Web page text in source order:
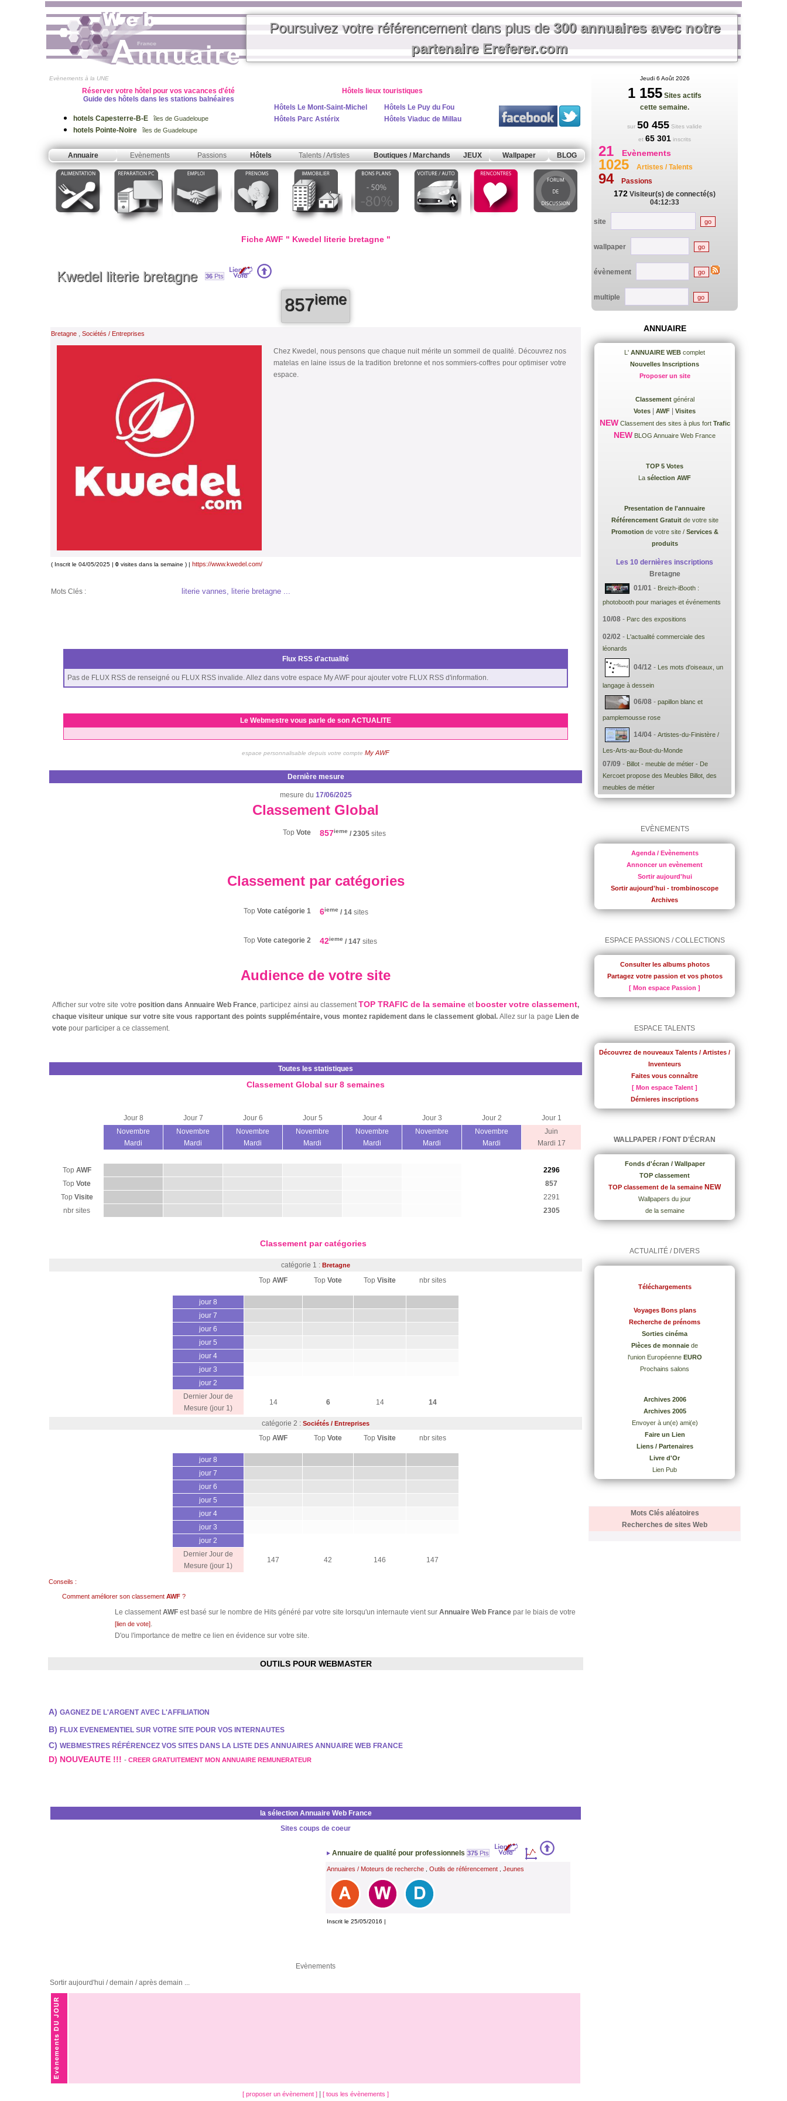
Poursuivez votre référencement dans plus de300 annuaires avec notre
partenaire Ereferer.com
Evènements à la UNE
Réserver votre hôtel pour vos vacances d'été
Guide des hôtels dans les stations balnéaires
hotels Capesterre-B-E îles de Guadeloupe
hotels Pointe-Noire îles de Guadeloupe
Hôtels lieux touristiques
Hôtels Le Mont-Saint-Michel
Hôtels Le Puy du Fou
Hôtels Parc Astérix
Hôtels Viaduc de Millau
Annuaire Evènements Passions Hôtels Talents / Artistes Boutiques / Marchands JEUX Wallpaper BLOG
Fiche AWF " Kwedel literie bretagne "
Kwedel literie bretagne 36 Pts
857ieme
Bretagne , Sociétés / Entreprises
Chez Kwedel, nous pensons que chaque nuit mérite un sommeil de qualité. Découvrez nos
matelas en laine issus de la tradition bretonne et nos sommiers-coffres pour optimiser votre
espace.
( Inscrit le 04/05/2025 | 0 visites dans la semaine ) | https://www.kwedel.com/
Mots Clés : literie vannes, literie bretagne ...
Flux RSS d'actualité
Pas de FLUX RSS de renseigné ou FLUX RSS invalide. Allez dans votre espace My AWF pour ajouter votre FLUX RSS d'information.
Le Webmestre vous parle de son ACTUALITE
espace personnalisable depuis votre compte My AWF
Dernière mesure
mesure du 17/06/2025
Classement Global
Top Vote 857ieme / 2305 sites
Classement par catégories
Top Vote catégorie 1 6ieme / 14 sites
Top Vote categorie 2 42ieme / 147 sites
Audience de votre site
Afficher sur votre site votre position dans Annuaire Web France, participez ainsi au classementTOP TRAFIC de la semaine et booster votre classement,
chaque visiteur unique sur votre site vous rapportant des points suppléméntaire, vous montez rapidement dans le classement global. Allez sur la page Lien de
vote pour participer a ce classement.
Toutes les statistiques
Classement Global sur 8 semaines
Jour 8 Jour 7 Jour 6 Jour 5 Jour 4 Jour 3 Jour 2
Jour 1
Novembre
Mardi
Novembre
Mardi
Novembre
Mardi
Novembre
Mardi
Novembre
Mardi
Novembre
Mardi
Novembre
Mardi
Juin
Mardi 17
Top AWF
2296
Top Vote
857
Top Visite
2291
nbr sites
2305
Classement par catégories
catégorie 1 : Bretagne
Top AWF Top Vote Top Visite nbr sites
jour 8
jour 7
jour 6
jour 5
jour 4
jour 3
jour 2
Dernier Jour de
Mesure (jour 1)
14 6 14 14
catégorie 2 : Sociétés / Entreprises
Top AWF Top Vote Top Visite nbr sites
jour 8
jour 7
jour 6
jour 5
jour 4
jour 3
jour 2
Dernier Jour de
Mesure (jour 1)
147 42 146 147
Conseils :
Comment améliorer son classement AWF ?
Le classementAWF est basé sur le nombre de Hits généré par votre site lorsqu'un internaute vient sur Annuaire Web France par le biais de votre
[lien de vote].
D'ou l'importance de mettre ce lien en évidence sur votre site.
OUTILS POUR WEBMASTER
A) GAGNEZ DE L'ARGENT AVEC L'AFFILIATION
B) FLUX EVENEMENTIEL SUR VOTRE SITE POUR VOS INTERNAUTES
C) WEBMESTRES RÉFÉRENCEZ VOS SITES DANS LA LISTE DES ANNUAIRES ANNUAIRE WEB FRANCE
D) NOUVEAUTE !!! - CREER GRATUITEMENT MON ANNUAIRE REMUNERATEUR
la sélection Annuaire Web France
Sites coups de coeur
Annuaire de qualité pour professionnels 375Pts
Annuaires / Moteurs de recherche, Outils de référencement, Jeunes
Inscrit le 25/05/2016 |
Evènements
Sortir aujourd'hui / demain / après demain ...
[ proposer un évènement ] [ tous les évènements ]
Jeudi 6 Août 2026
1 155 Sites actifs
cette semaine.
sur 50 455 Sites valide
et 65 301 inscrits
21 Evènements
1025 Artistes / Talents
94 Passions
172 Visiteur(s) de connecté(s)
04:12:33
site
wallpaper
évènement
multiple
ANNUAIRE
L' ANNUAIRE WEB complet
Nouvelles Inscriptions
Proposer un site
Classementgénéral
Votes
AWF Visites
NEWClassement des sites à plus fort Trafic
NEW BLOG Annuaire Web France
TOP 5 Votes
La sélection AWF
Presentation de l'annuaire
Référencement Gratuitde votre site
Promotion de votre site / Services &
produits
Les 10 dernières inscriptions
Bretagne
01/01 - Breizh-iBooth :
photobooth pour mariages et événements
10/08 - Parc des expositions
02/02 - L'actualité commerciale des
léonards
04/12 - Les mots d'oiseaux, un
langage à dessein
06/08 - papillon blanc et
pamplemousse rose
14/04 - Artistes-du-Finistère /
Les-Arts-au-Bout-du-Monde
07/09 - Billot - meuble de métier - De
Kercoet propose des Meubles Billot, des
meubles de métier
EVÈNEMENTS
Agenda / Evènements
Annoncer un evènement
Sortir aujourd'hui
Sortir aujourd'hui - trombinoscope
Archives
ESPACE PASSIONS / COLLECTIONS
Consulter les albums photos
Partagez votre passion et vos photos
[ Mon espace Passion ]
ESPACE TALENTS
Découvrez de nouveaux Talents / Artistes /
Inventeurs
Faites vous connaître
[ Mon espace Talent ]
Dérnieres inscriptions
WALLPAPER / FONT D'ÉCRAN
Fonds d'écran / Wallpaper
TOP classement
TOP classement de la semaine NEW
Wallpapers du jour
de la semaine
ACTUALITÉ / DIVERS
Téléchargements
Voyages Bons plans
Recherche de prénoms
Sorties cinéma
Pièces de monnaie de
l'union Européenne EURO
Prochains salons
Archives 2006
Archives 2005
Envoyer à un(e) ami(e)
Faire un Lien
Liens / Partenaires
Livre d'Or
Lien Pub
Mots Clés aléatoires
Recherches de sites Web